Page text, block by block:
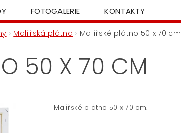
FOTOGALERIE KONTAKTY
Malířská plátna Malířské plátno 50 x 70 cm
50 X 70 CM
Malířské plátno 50 x 70 cm.